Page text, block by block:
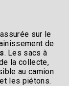
sur le
de
. Les sacs à
la collecte,
au camion
les piétons.